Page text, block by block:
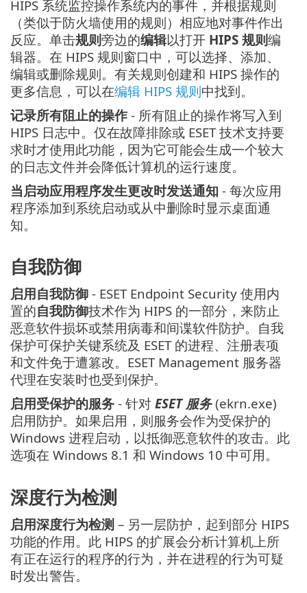
HIPS 系统监控操作系统内的事件，并根据规则
（类似于防火墙使用的规则）相应地对事件作出
反应。单击规则旁边的编辑以打开 HIPS 规则编
辑器。在 HIPS 规则窗口中，可以选择、添加、
编辑或删除规则。有关规则创建和 HIPS 操作的
更多信息，可以在编辑 HIPS 规则中找到。
记录所有阻止的操作 - 所有阻止的操作将写入到
HIPS 日志中。仅在故障排除或 ESET 技术支持要
求时才使用此功能，因为它可能会生成一个较大
的日志文件并会降低计算机的运行速度。
当启动应用程序发生更改时发送通知 - 每次应用
程序添加到系统启动或从中删除时显示桌面通
知。
自我防御
启用自我防御 - ESET Endpoint Security 使用内
置的自我防御技术作为 HIPS 的一部分，来防止
恶意软件损坏或禁用病毒和间谍软件防护。自我
保护可保护关键系统及 ESET 的进程、注册表项
和文件免于遭篡改。ESET Management 服务器
代理在安装时也受到保护。
启用受保护的服务 - 针对 ESET 服务(ekrn.exe)
启用防护。如果启用，则服务会作为受保护的
Windows 进程启动，以抵御恶意软件的攻击。此
选项在 Windows 8.1 和 Windows 10 中可用。
深度行为检测
启用深度行为检测 – 另一层防护，起到部分 HIPS
功能的作用。此 HIPS 的扩展会分析计算机上所
有正在运行的程序的行为，并在进程的行为可疑
时发出警告。